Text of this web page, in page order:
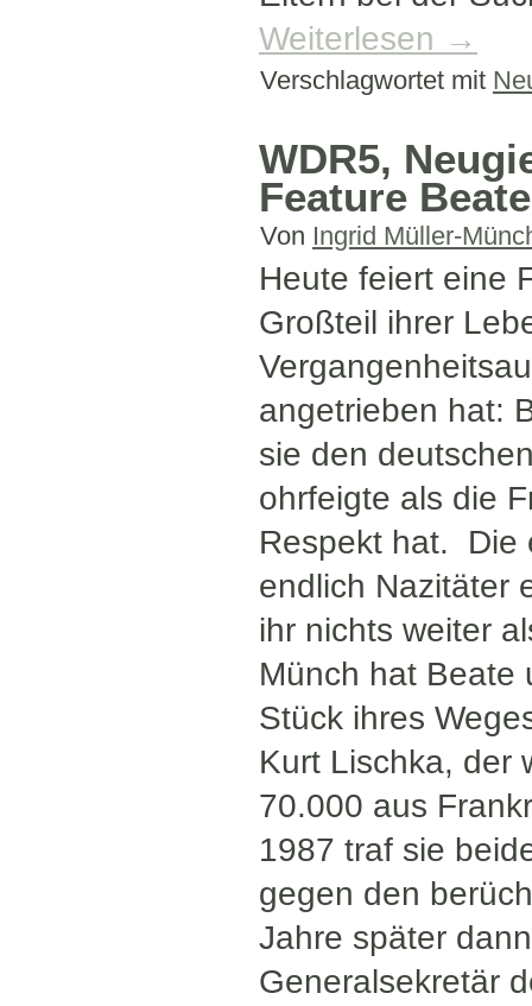
Weiterlesen →
Verschlagwortet mit
WDR5,
Feature
Von Ingrid Müller-
Heute feiert eine
Großteil ihrer
angetrieben hat:
sie den
ohrfeigte als die
Respekt hat. Die
endlich Nazitäter
ihr nichts weiter
Münch hat Beate
Stück ihres
Kurt Lischka, der
70.000 aus
1987 traf sie
gegen den
Jahre später
Generalsekretär